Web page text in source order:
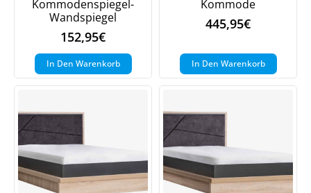
Kommodenspiegel-
Wandspiegel
152,95€
In Den Warenkorb
Kommode
445,95€
In Den Warenkorb
Jetzt 5% Rabatt
auf Ihre erste Bestellung sichern!
Meinen Code senden
Bleiben Sie auf dem Laufenden über
Neuigkeiten und Angebote.